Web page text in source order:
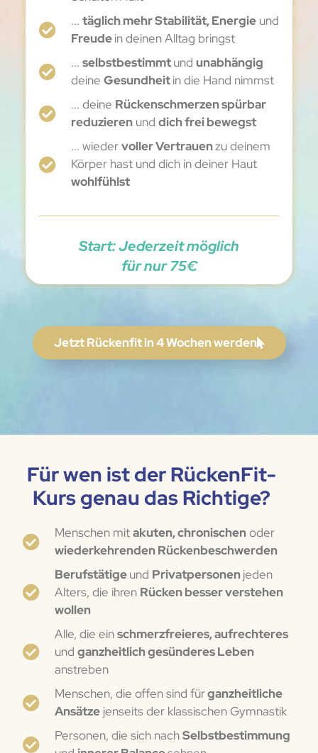
... täglich mehr Stabilität, Energieund
Freudein deinen Alltag bringst
... selbstbestimmtund unabhängig
deine Gesundheitin die Hand nimmst
... deine Rückenschmerzen spürbar
reduzierenund dich frei bewegst
... wiedervoller Vertrauenzu deinem
Körper hast und dich in deiner Haut
wohlfühlst
Start: Jederzeit möglich
für nur 75€
Jetzt Rückenfit in 4 Wochen werden
Für wen ist der RückenFit-
Kurs genau das Richtige?
Menschen mitakuten, chronischenoder
wiederkehrenden Rückenbeschwerden
Berufstätigeund Privatpersonenjeden
Alters, die ihren Rücken besser verstehen
wollen
Alle, die einschmerzfreieres, aufrechteres
undganzheitlich gesünderes Leben
anstreben
Menschen, die offen sind fürganzheitliche
Ansätze jenseits der klassischen Gymnastik
Personen, die sich nachSelbstbestimmung